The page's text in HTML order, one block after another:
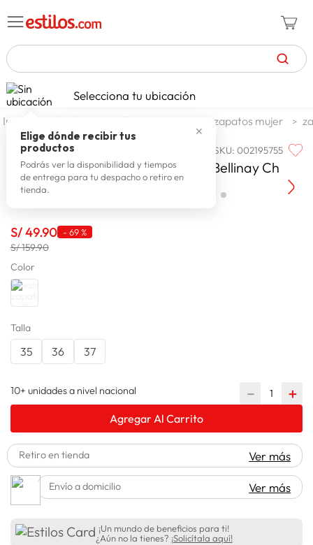
TÉRMINOS MÁS BUSCADOS
1. celulares
2. zapatillas mujer
3. zapatillas hombre
4. moda
6 . tv
8.
9.
10.
Selecciona tu ubicación
✕
Elige dónde recibir tus
productos
Podrás ver la disponibilidad y tiempos
de entrega para tu despacho o retiro en
tienda.
calzado y zapatillas zapatos mujer
ESSENCE SKU:002195755
Zapatos Casuales Mujer Essence Bellinay Ch
S/49.90 - 69 %
S/ 159.90
Color
Talla
35 36 37
10+ unidades a nivel nacional ＋
－
Agregar Al Carrito
Retiro en tienda Ver más
Envío a domicilio Ver más
¡Un mundo de beneficios para ti!
¿Aún no la tienes? ¡Solicítala aquí!